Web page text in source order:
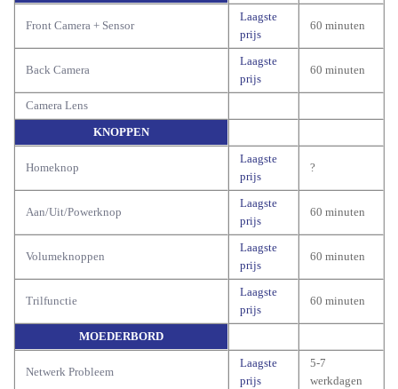
Front Camera + Sensor
Laagste
prijs
60 minuten
Back Camera
Laagste
prijs
60 minuten
Camera Lens
KNOPPEN
Homeknop
Laagste
prijs
?
Aan/Uit/Powerknop
Laagste
prijs
60 minuten
Volumeknoppen
Laagste
prijs
60 minuten
Trilfunctie
Laagste
prijs
60 minuten
MOEDERBORD
Netwerk Probleem
Laagste
prijs
5-7
werkdagen